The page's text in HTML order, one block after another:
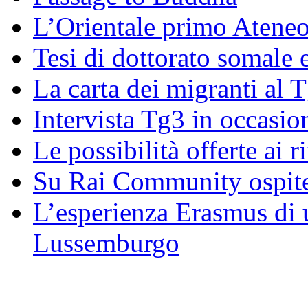
L’Orientale primo
Tesi di dottorato somale
La carta dei migranti al
Intervista Tg3 in
Le possibilità offerte ai
Su Rai Community
L’esperienza Erasmus
Lussemburgo